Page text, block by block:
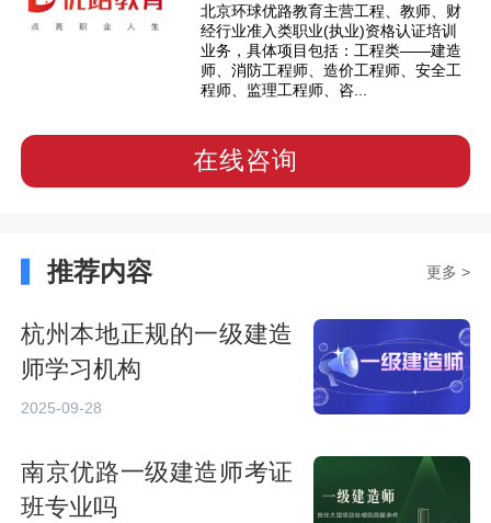
北京环球优路教育主营工程、教师、财
经行业准入类职业(执业)资格认证培训
业务，具体项目包括：工程类——建造
师、消防工程师、造价工程师、安全工
程师、监理工程师、咨...
在线咨询
推荐内容 更多 >
杭州本地正规的一级建造
师学习机构
2025-09-28
南京优路一级建造师考证
班专业吗